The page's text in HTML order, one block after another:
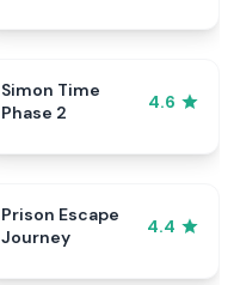
Simon Time
Phase 2
4.6
Prison Escape
Journey
4.4